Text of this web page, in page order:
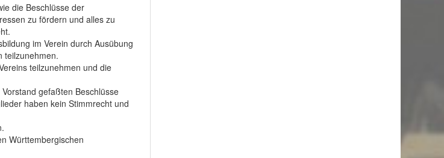
die Beschlüsse der
zu fördern und alles zu
im Verein durch Ausübung
teilzunehmen.
teilzunehmen und die
gefaßten Beschlüsse
haben kein Stimmrecht und
Württembergischen